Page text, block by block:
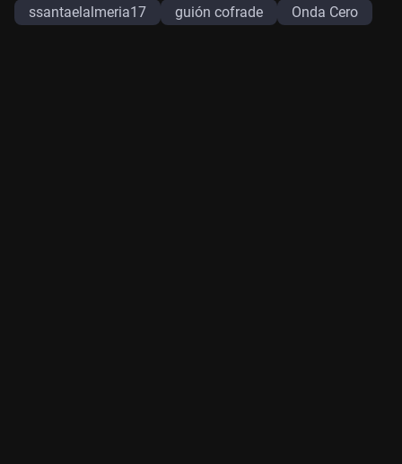
ssantaelalmeria17
guión cofrade Onda Cero